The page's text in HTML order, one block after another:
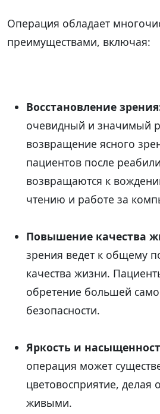
Операция обладает
преимуществами, включая:
Восстановление
очевидный и значимый
возвращение ясного
пациентов после
возвращаются к
чтению и работе за
Повышение качества
зрения ведет к общему
качества жизни.
обретение большей
безопасности.
Яркость и
операция может
цветовосприятие, делая
живыми.